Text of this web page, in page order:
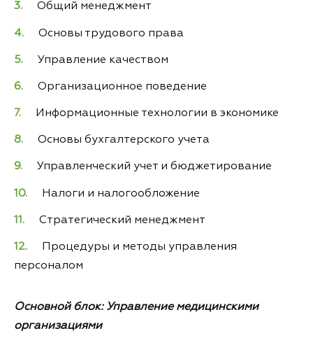
Общий менеджмент
Основы трудового права
Управление качеством
Организационное поведение
Информационные технологии в экономике
Основы бухгалтерского учета
Управленческий учет и бюджетирование
Налоги и налогообложение
Стратегический менеджмент
Процедуры и методы управления
персоналом
Основной блок: Управление медицинскими
организациями